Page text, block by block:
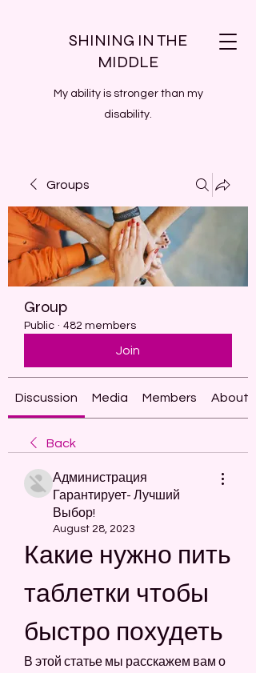
SHINING IN THE
MIDDLE
My ability is stronger than my
disability.
Groups
Group
Public · 482 members
Join
Discussion Media Members About
Back
Администрация
Гарантирует- Лучший
Выбор!
August 28, 2023
Какие нужно пить
таблетки чтобы
быстро похудеть
В этой статье мы расскажем вам о